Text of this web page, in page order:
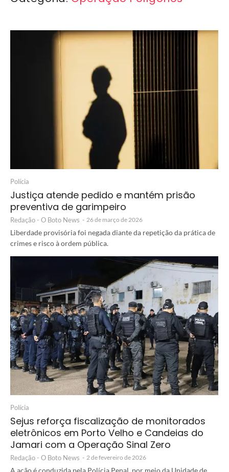
Polícia
Justiça atende pedido e mantém prisão
preventiva de garimpeiro
Redação - O Boto News - 26 de março de 2026
Liberdade provisória foi negada diante da repetição da prática de
crimes e risco à ordem pública.
Polícia
Sejus reforça fiscalização de monitorados
eletrônicos em Porto Velho e Candeias do
Jamari com a Operação Sinal Zero
Redação - O Boto News - 2 de fevereiro de 2026
A ação é conduzida pela Polícia Penal, por meio da Unidade de